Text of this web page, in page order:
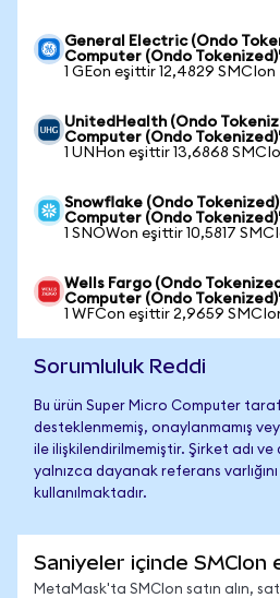
General Electric (Ondo
Computer (Ondo
1 GEon eşittir 12,4829 SMCIon
UnitedHealth (Ondo
Computer (Ondo
1 UNHon eşittir 13,6868
Snowflake (Ondo
Computer (Ondo
1 SNOWon eşittir 10,5817
Wells Fargo (Ondo
Computer (Ondo
1 WFCon eşittir 2,9659
Sorumluluk Reddi
Bu ürün Super Micro Computer
desteklenmemiş, onaylanmamış
ile ilişkilendirilmemiştir. Şirket adı
yalnızca dayanak referans
kullanılmaktadır.
Saniyeler içinde SMCIon
MetaMask'ta SMCIon satın alın,